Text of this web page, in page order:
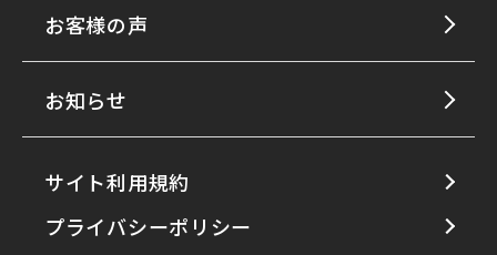
お客様の声
お知らせ
サイト利用規約
プライバシーポリシー